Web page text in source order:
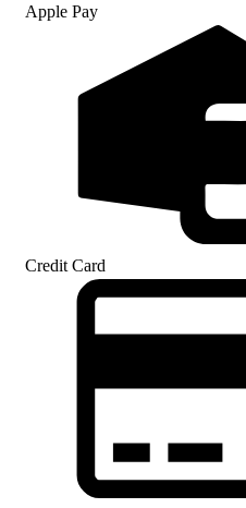
Apple Pay
Credit Card